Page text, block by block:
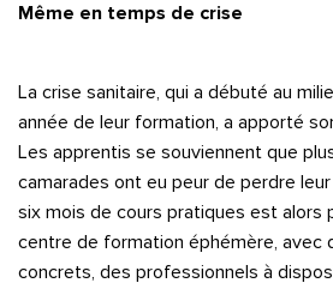
Même en temps de crise
La crise sanitaire, qui a débuté au
année de leur formation, a apporté
Les apprentis se souviennent que
camarades ont eu peur de perdre
six mois de cours pratiques est alors
centre de formation éphémère, avec
concrets, des professionnels à